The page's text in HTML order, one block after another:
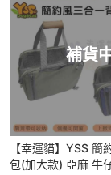
補貨
【幸運貓】YSS 簡
包(加大款) 亞麻 牛